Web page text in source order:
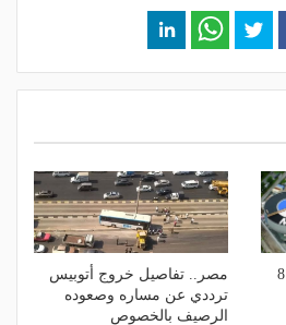
"بي إم دبليو" تعتزم شطب 8
مصر.. تفاصيل خروج أتوبيس
ترددي عن مساره وصعوده
الرصيف بالخصوص